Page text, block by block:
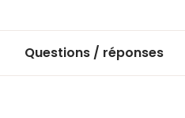
Questions / réponses